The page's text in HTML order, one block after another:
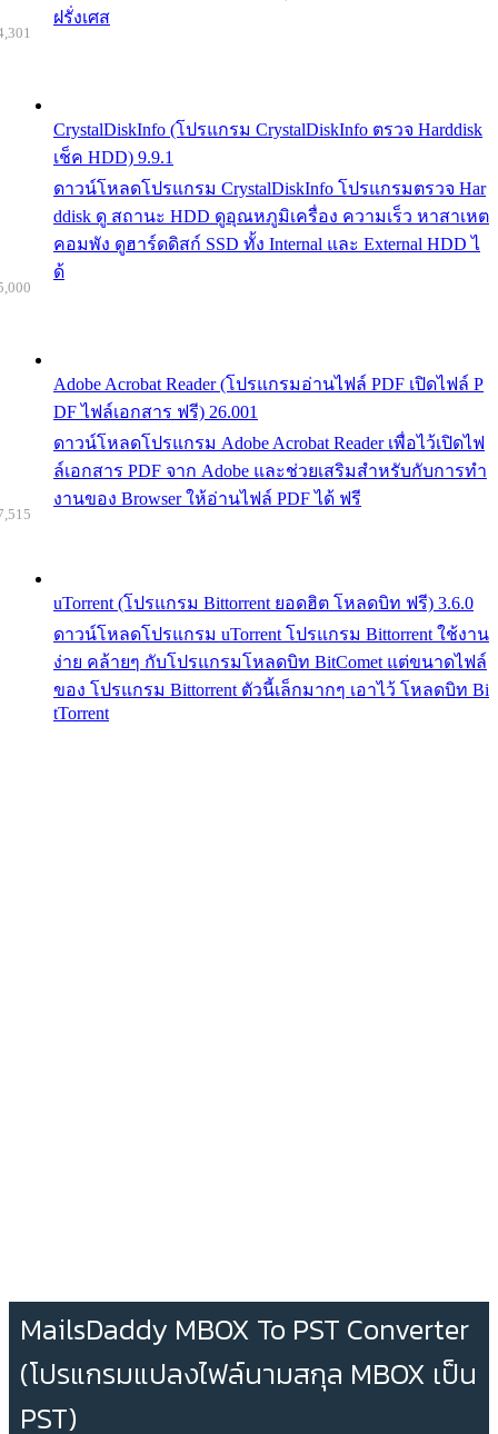
ฝรั่งเศส
CrystalDiskInfo (โปรแกรม CrystalDiskInfo ตรวจ Harddisk
เช็ค HDD) 9.9.1
ดาวน์โหลดโปรแกรม CrystalDiskInfo โปรแกรมตรวจ Har
ddisk ดู สถานะ HDD ดูอุณหภูมิเครื่อง ความเร็ว หาสาเหต
คอมพัง ดูฮาร์ดดิสก์ SSD ทั้ง Internal และ External HDD ไ
ด้
Adobe Acrobat Reader (โปรแกรมอ่านไฟล์ PDF เปิดไฟล์ P
DF ไฟล์เอกสาร ฟรี) 26.001
ดาวน์โหลดโปรแกรม Adobe Acrobat Reader เพื่อไว้เปิดไฟ
ล์เอกสาร PDF จาก Adobe และช่วยเสริมสำหรับกับการทำ
งานของ Browser ให้อ่านไฟล์ PDF ได้ ฟรี
uTorrent (โปรแกรม Bittorrent ยอดฮิต โหลดบิท ฟรี) 3.6.0
ดาวน์โหลดโปรแกรม uTorrent โปรแกรม Bittorrent ใช้งาน
ง่าย คล้ายๆ กับโปรแกรมโหลดบิท BitComet แต่ขนาดไฟล์
ของ โปรแกรม Bittorrent ตัวนี้เล็กมากๆ เอาไว้ โหลดบิท Bi
tTorrent
MailsDaddy MBOX To PST Converter
(โปรแกรมแปลงไฟล์นามสกุล MBOX เป็น
PST)